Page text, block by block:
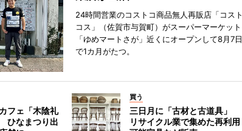
24時間営業のコストコ商品無人再販店「コスト
コス」（佐賀市与賀町）がスーパーマーケット
「ゆめマートさが」近くにオープンして8月7日
で1カ月がたつ。
フェ「木陰礼
ひなまつり出
買う
三日月に「古材と古道具」
リサイクル業で集めた再利用